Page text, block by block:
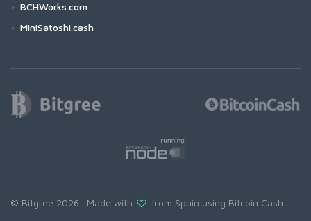
BCHWorks.com
MiniSatoshi.cash
© Bitgree 2026. Made with from Spain using Bitcoin Cash